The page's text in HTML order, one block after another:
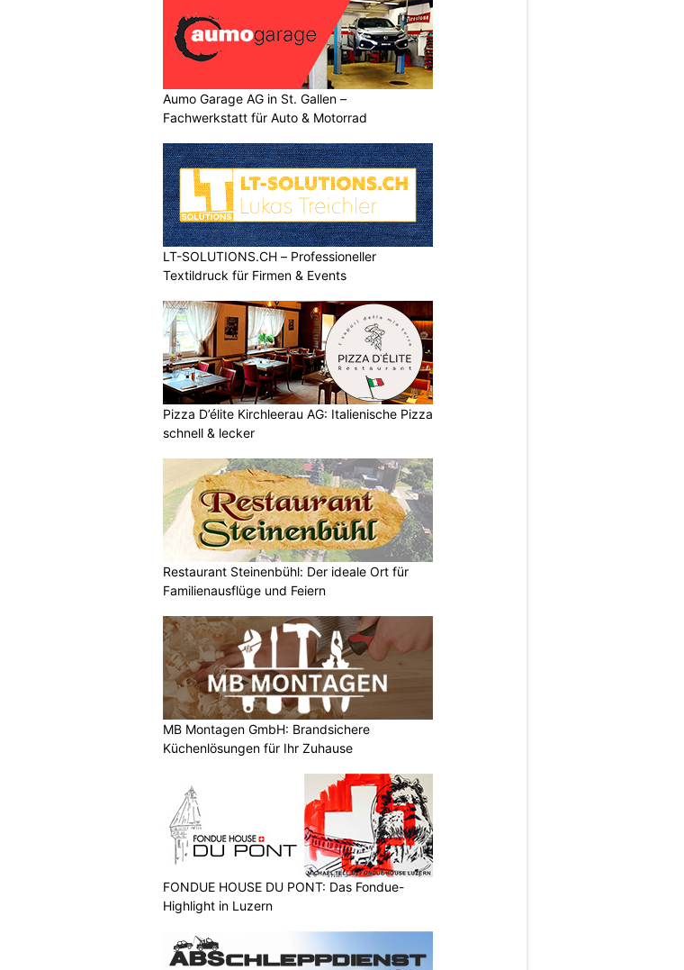
Aumo Garage AG in St. Gallen –
Fachwerkstatt für Auto & Motorrad
LT-SOLUTIONS.CH – Professioneller
Textildruck für Firmen & Events
Pizza D’élite Kirchleerau AG: Italienische Pizza
schnell & lecker
Restaurant Steinenbühl: Der ideale Ort für
Familienausflüge und Feiern
MB Montagen GmbH: Brandsichere
Küchenlösungen für Ihr Zuhause
FONDUE HOUSE DU PONT: Das Fondue-
Highlight in Luzern